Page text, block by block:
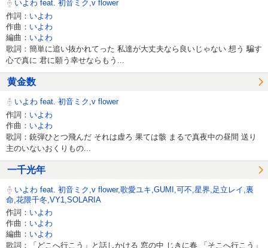
いよわ feat. 初音ミク,v flower
作詞： いよわ
作曲： いよわ
編曲： いよわ
歌詞：簡単に追い抜かれてった 私達が大丈夫なら良いじゃない 想う 騙す
心で真に 君に願う幸せならもう...
黄金数
いよわ feat. 初音ミク,v flower
作詞： いよわ
作曲： いよわ
歌詞：銃弾ひとつ飛んだ それは虚ろ 果ては骸 まるで真夜中の昼間 送り
主のいないおくりもの...
一千光年
いよわ feat. 初音ミク,v flower,歌愛ユキ,GUMI,可不,星界,足立レイ,裏
命,花隈千冬,VY1,SOLARIA
作詞： いよわ
作曲： いよわ
編曲： いよわ
歌詞：「どこへ行こう」と話しかける 窓の中 じきに春 「そこへ行こう」